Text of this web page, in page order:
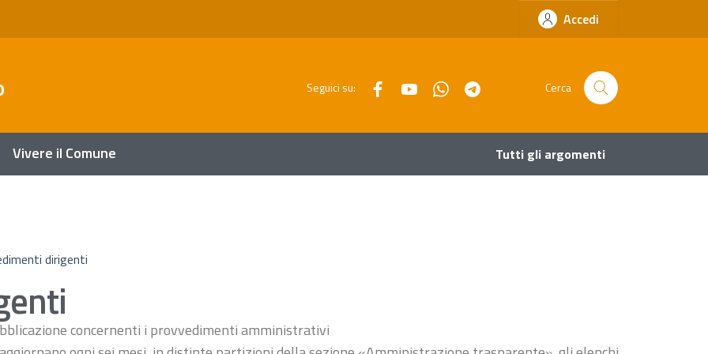
Accedi
Seguici su: FacebookYouTubeWhatsapp Cerca
Vivere il Comune Tutti gli argomenti
dirigenti
concernenti i provvedimenti amministrativi